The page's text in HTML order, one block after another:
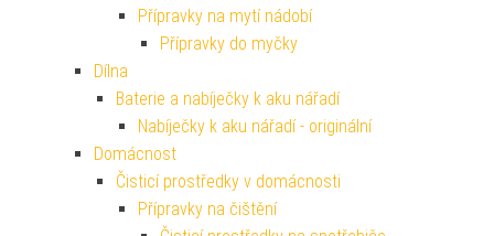
Přípravky na mytí nádobí
Přípravky do myčky
Dílna
Baterie a nabíječky k aku nářadí
Nabíječky k aku nářadí - originální
Domácnost
Čisticí prostředky v domácnosti
Přípravky na čištění